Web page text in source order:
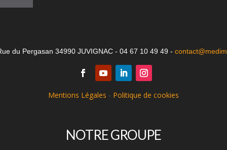
du Pergasan 34990 JUVIGNAC - 04 67 10 49 49 -
Mentions Légales - Politique de cookies
NOTRE GROUPE